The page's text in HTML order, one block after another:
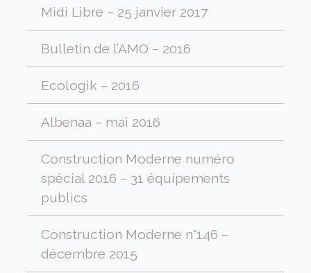
Midi Libre – 25 janvier 2017
Bulletin de l’AMO – 2016
Ecologik – 2016
Albenaa – mai 2016
Construction Moderne numéro
spécial 2016 – 31 équipements
publics
Construction Moderne n°146 –
décembre 2015